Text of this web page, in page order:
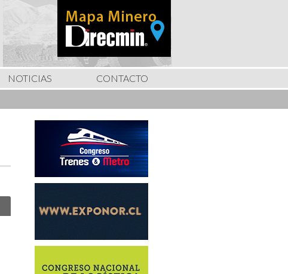
NOTICIAS CONTACTO